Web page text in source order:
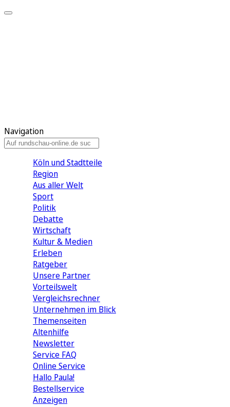
Navigation
Köln und Stadtteile
Region
Aus aller Welt
Sport
Politik
Debatte
Wirtschaft
Kultur & Medien
Erleben
Ratgeber
Unsere Partner
Vorteilswelt
Vergleichsrechner
Unternehmen im Blick
Themenseiten
Altenhilfe
Newsletter
Service FAQ
Online Service
Hallo Paula!
Bestellservice
Anzeigen